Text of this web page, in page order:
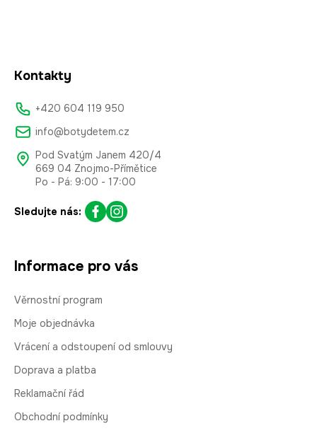
Kontakty
+420 604 119 950
info@botydetem.cz
Pod Svatým Janem 420/4
669 04 Znojmo-Přímětice
Po - Pá: 9:00 - 17:00
Sledujte nás:
Informace pro vás
Věrnostní program
Moje objednávka
Vrácení a odstoupení od smlouvy
Doprava a platba
Reklamační řád
Obchodní podmínky